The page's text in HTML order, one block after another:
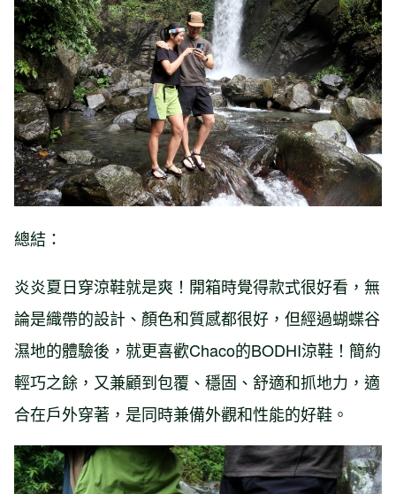
總結：
炎炎夏日穿涼鞋就是爽！開箱時覺得款式很好看，無
論是織帶的設計、顏色和質感都很好，但經過蝴蝶谷
濕地的體驗後，就更喜歡Chaco的BODHI涼鞋！簡約
輕巧之餘，又兼顧到包覆、穩固、舒適和抓地力，適
合在戶外穿著，是同時兼備外觀和性能的好鞋。